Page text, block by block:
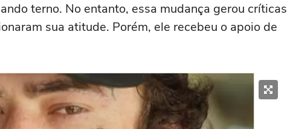
terno. No entanto, essa mudança gerou críticas
sua atitude. Porém, ele recebeu o apoio de